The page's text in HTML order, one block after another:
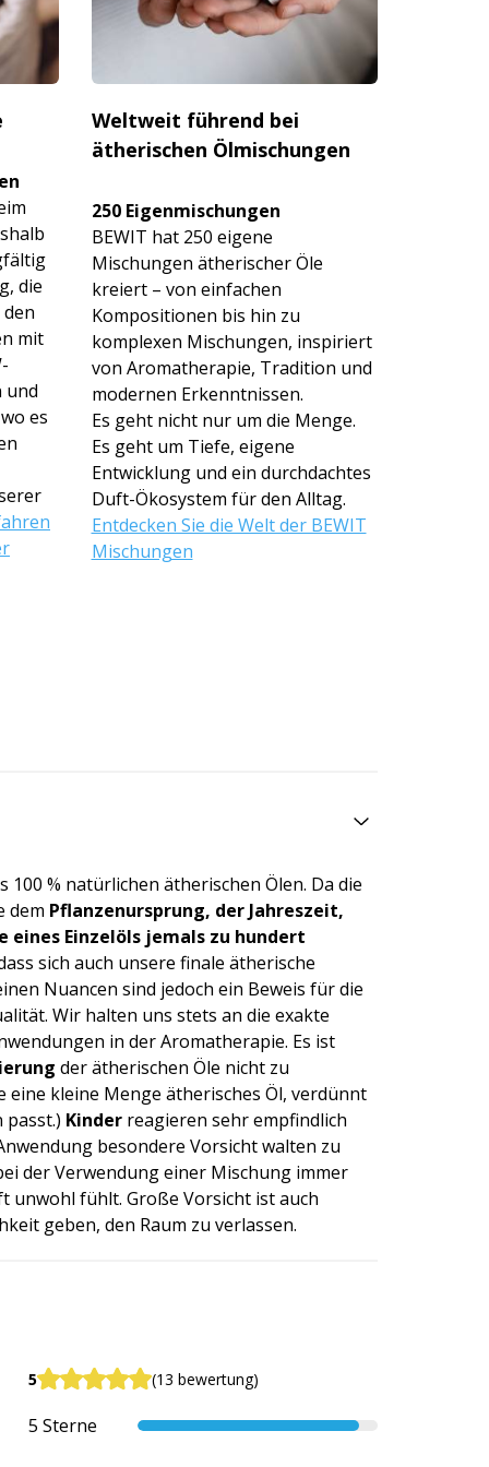
die
mit
und
es
Weltweit führend bei
ätherischen Ölmischungen
250 Eigenmischun­gen
BEWIT hat 250 eigene
Mischungen ätherischer Öle
kreiert – von einfachen
Kompositionen bis hin zu
komplexen Mischungen, inspiriert
von Aromatherapie, Tradition und
modernen Erkenntnissen.
Es geht nicht nur um die Menge.
Es geht um Tiefe, eigene
Entwicklung und ein durchdachtes
Duft-Ökosystem für den Alltag.
Entdecken Sie die Welt der BEWIT
Mischungen
% natürlichen ätherischen Ölen. Da die
dem Pflanzenursprung, der Jahreszeit,
eines Einzelöls jemals zu hundert
sich auch unsere finale ätherische
Nuancen sind jedoch ein Beweis für die
Wir halten uns stets an die exakte
in der Aromatherapie. Es ist
der ätherischen Öle nicht zu
kleine Menge ätherisches Öl, verdünnt
passt.) Kinder reagieren sehr empfindlich
besondere Vorsicht walten zu
der Verwendung einer Mischung immer
unwohl fühlt. Große Vorsicht ist auch
geben, den Raum zu verlassen.
5 (13 bewertung)
5 Sterne